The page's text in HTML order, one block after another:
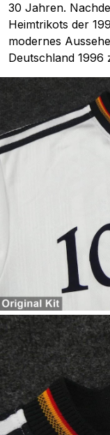
30 Jahren.
Heimtrikots der
modernes
Deutschland 1996